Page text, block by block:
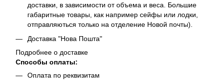
доставки, в зависимости от объема и веса. Большие
габаритные товары, как например сейфы или лодки,
отправляються только на отделение Новой почты).
Доставка "Нова Пошта"
Подробнее о доставке
Способы оплаты:
Оплата по реквизитам